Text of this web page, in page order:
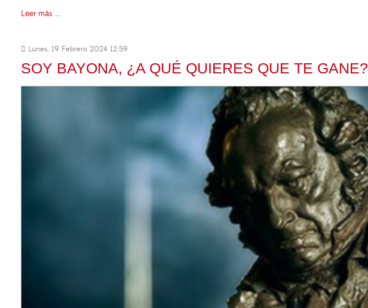
Leer más ...
Lunes, 19 Febrero 2024 12:59
SOY BAYONA, ¿A QUÉ QUIERES QUE TE GANE?